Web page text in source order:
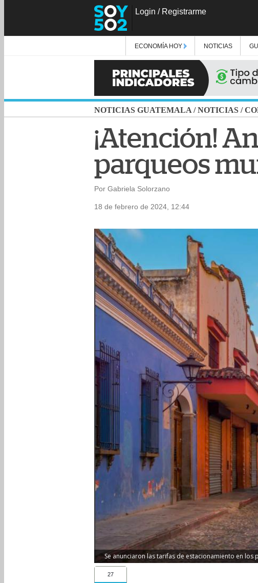
Login / Registrarme
ECONOMÍA HOY NOTICIAS
NOTICIAS GUATEMALA /NOTICIAS /
¡Atención!
parqueos
Por Gabriela Solorzano
18 de febrero de 2024, 12:44
Se anunciaron las tarifas de estacionamiento en los
27